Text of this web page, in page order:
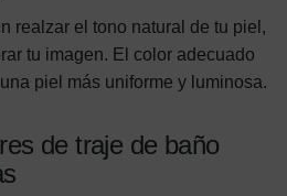
realzar el tono natural de tu piel,
tu imagen. El color adecuado
piel más uniforme y luminosa.
de traje de baño